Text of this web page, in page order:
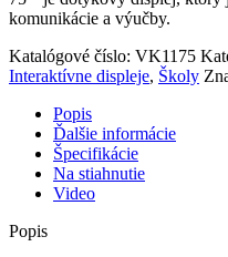
komunikácie a výučby.
Katalógové číslo: VK1175
Interaktívne displeje, Školy
Popis
Ďalšie informácie
Špecifikácie
Na stiahnutie
Video
Popis